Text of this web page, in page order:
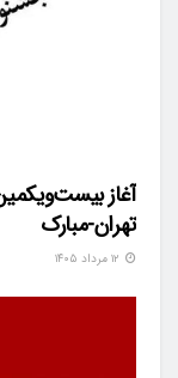
آغاز
تهران-مبارک